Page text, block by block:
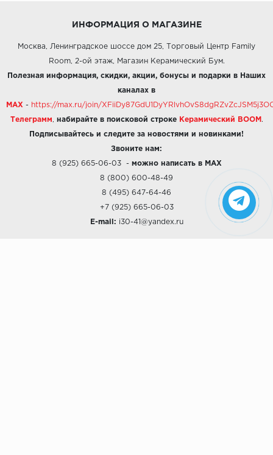
ИНФОРМАЦИЯ О МАГАЗИНЕ
Москва, Ленинградское шоссе дом 25, Торговый Центр Family
Room, 2-ой этаж, Магазин Керамический Бум.
Полезная информация, скидки, акции, бонусы и подарки в Наших
каналах в
MAX - https://max.ru/join/
Телеграмм набирайте в поисковой строке Керамический BOOM .
Подписывайтесь и следите за новостями и новинками!
Звоните нам:
8 (925) 665-06-03- можно написать в MAX
8 (800) 600-48-49
8 (495) 647-64-46
+7 (925) 665-06-03
E-mail: i30-41@yandex.ru